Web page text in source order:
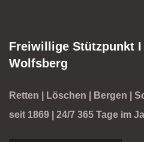
Freiwillige Stützpunkt I
Wolfsberg
Retten | Löschen | Bergen |
seit 1869 | 24/7 365 Tage im